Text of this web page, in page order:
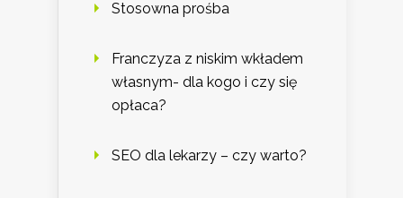
Stosowna prośba
Franczyza z niskim wkładem
własnym- dla kogo i czy się
opłaca?
SEO dla lekarzy – czy warto?